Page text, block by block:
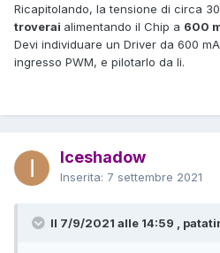
Ricapitolando, la tensione di circa
troverai alimentando il Chip a 600
Devi individuare un Driver da 600
ingresso PWM, e pilotarlo da li.
Iceshadow
Inserita: 7 settembre 2021
Il 7/9/2021 alle 14:59 ,